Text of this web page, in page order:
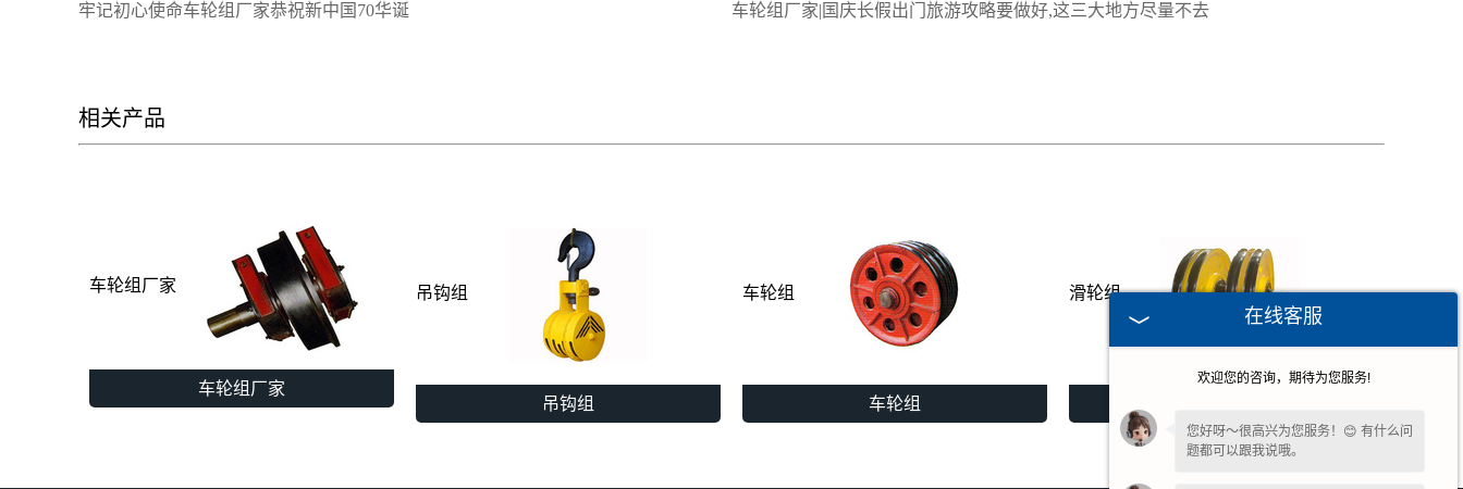
牢记初心使命车轮组厂家恭祝新中国70华诞 车轮组厂家|国庆长假出门旅游攻略要做好,这三大地方尽量不去
相关产品
车轮组厂家
车轮组厂家
吊钩组
吊钩组
车轮组
车轮组
滑轮组
在线客服
欢迎您的咨询，期待为您服务!
您好呀～很高兴为您服务！😊 有什么问
题都可以跟我说哦。